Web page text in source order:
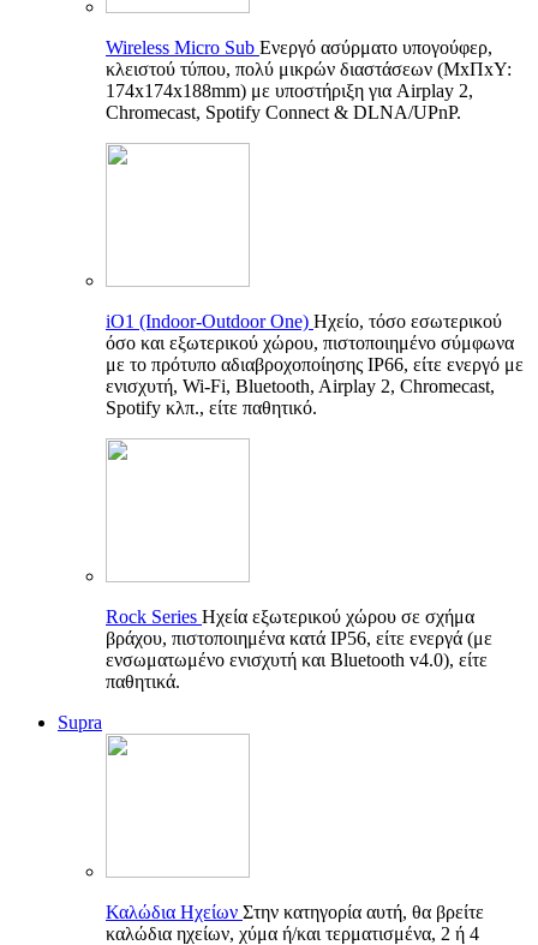
Wireless Micro Sub Ενεργό ασύρματο υπογούφερ,
κλειστού τύπου, πολύ μικρών διαστάσεων (ΜxΠxΥ:
174x174x188mm) με υποστήριξη για Airplay 2,
Chromecast, Spotify Connect & DLNA/UPnP.
iO1 (Indoor-Outdoor One) Ηχείο, τόσο εσωτερικού
όσο και εξωτερικού χώρου, πιστοποιημένο σύμφωνα
με το πρότυπο αδιαβροχοποίησης IP66, είτε ενεργό με
ενισχυτή, Wi-Fi, Bluetooth, Airplay 2, Chromecast,
Spotify κλπ., είτε παθητικό.
Rock Series Ηχεία εξωτερικού χώρου σε σχήμα
βράχου, πιστοποιημένα κατά IP56, είτε ενεργά (με
ενσωματωμένο ενισχυτή και Bluetooth v4.0), είτε
παθητικά.
Supra
Καλώδια Ηχείων Στην κατηγορία αυτή, θα βρείτε
καλώδια ηχείων, χύμα ή/και τερματισμένα, 2 ή 4